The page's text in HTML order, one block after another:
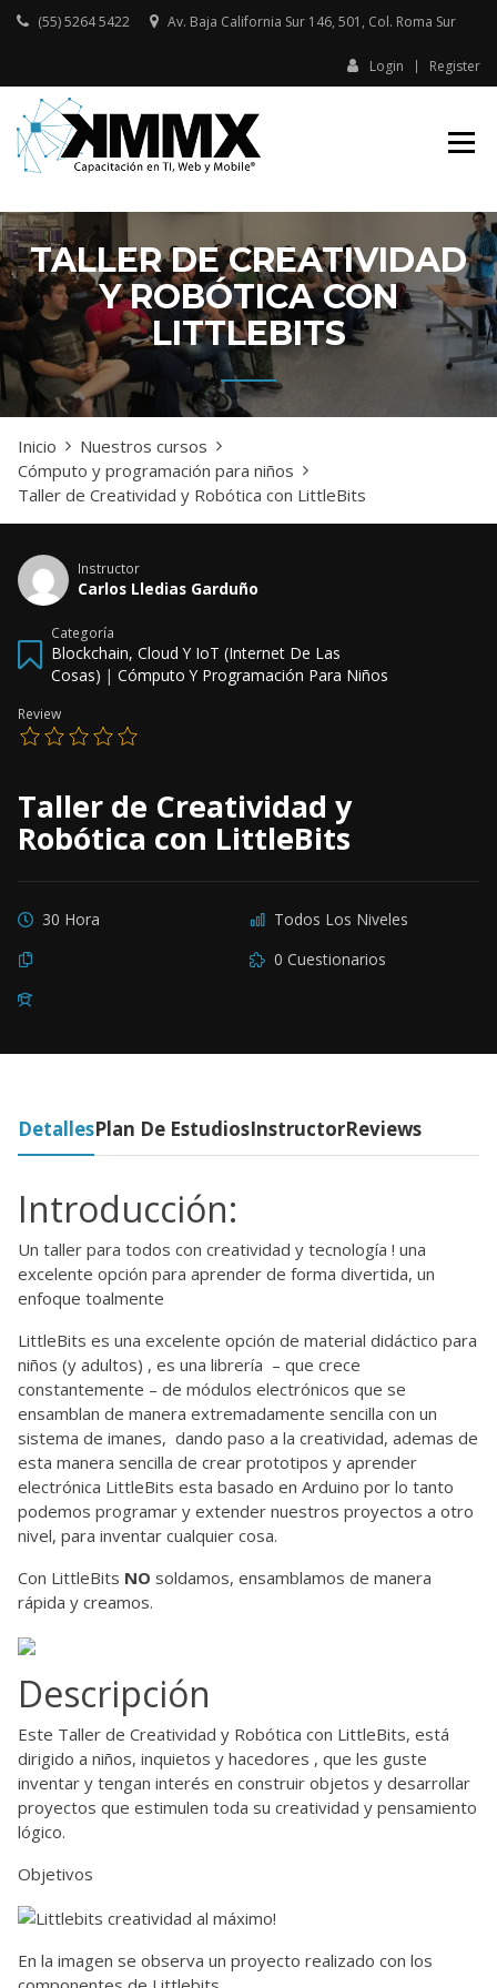
Skip
(55) 5264 5422 Av. Baja California Sur 146, 501, Col. Roma Sur​
Login Register
CAPACITACIÓN
TALLER DE CREATIVIDAD
Y ROBÓTICA CON
LITTLEBITS
Inicio
Nuestros cursos
Cómputo y programación para niños
Taller de Creatividad y Robótica con LittleBits
Instructor
Carlos Lledias Garduño
Categoría
Blockchain, Cloud Y IoT (Internet De Las
Cosas) | Cómputo Y Programación Para Niños
Review
Taller de Creatividad y
Robótica con LittleBits
30 Hora
Todos Los Niveles
0 Cuestionarios
DetallesPlan De EstudiosInstructorReviews
Introducción:
Un taller para todos con creatividad y tecnología ! una
excelente opción para aprender de forma divertida, un
enfoque toalmente
LittleBits es una excelente opción de material didáctico para
niños (y adultos) , es una librería – que crece
constantemente – de módulos electrónicos que se
ensamblan de manera extremadamente sencilla con un
sistema de imanes, dando paso a la creatividad, ademas de
esta manera sencilla de crear prototipos y aprender
electrónica LittleBits esta basado en Arduino por lo tanto
podemos programar y extender nuestros proyectos a otro
nivel, para inventar cualquier cosa.
Con LittleBits NO soldamos, ensamblamos de manera
rápida y creamos.
Descripción
Este Taller de Creatividad y Robótica con LittleBits, está
dirigido a niños, inquietos y hacedores , que les guste
inventar y tengan interés en construir objetos y desarrollar
proyectos que estimulen toda su creatividad y pensamiento
lógico.
Objetivos
En la imagen se observa un proyecto realizado con los